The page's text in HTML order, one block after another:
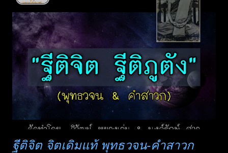
ฐีติจิต จิตเดิมแท้ พุทธวจน-คำสาวก